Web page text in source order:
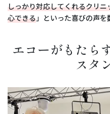
しっかり対応してくれるクリニ
心できる」といった喜びの声を
エコーがもたら
スタ